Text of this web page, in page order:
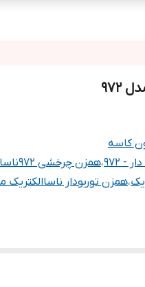
972
کاسه
- 972 ،همزن چرخشی 972ناساالکتریک
،همزن توربودار ناساالکتریک